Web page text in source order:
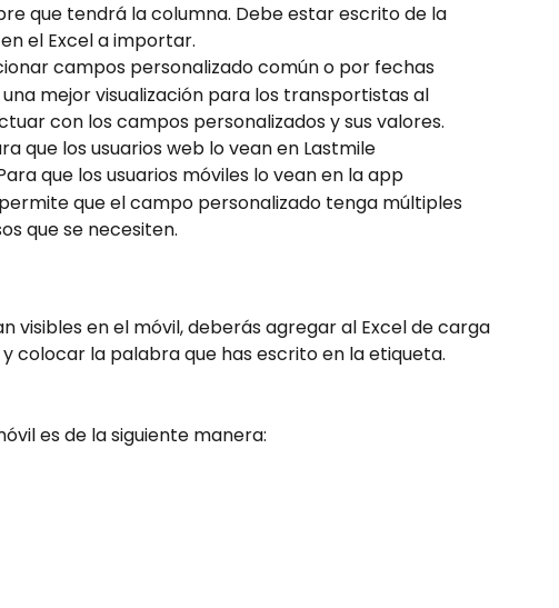
que tendrá la columna. Debe estar escrito de la
el Excel a importar.
campos personalizado común o por fechas
mejor visualización para los transportistas al
con los campos personalizados y sus valores.
que los usuarios web lo vean en Lastmile
que los usuarios móviles lo vean en la app
permite que el campo personalizado tenga múltiples
que se necesiten.
visibles en el móvil, deberás agregar al Excel de carga
y colocar la palabra que has escrito en la etiqueta.
es de la siguiente manera: